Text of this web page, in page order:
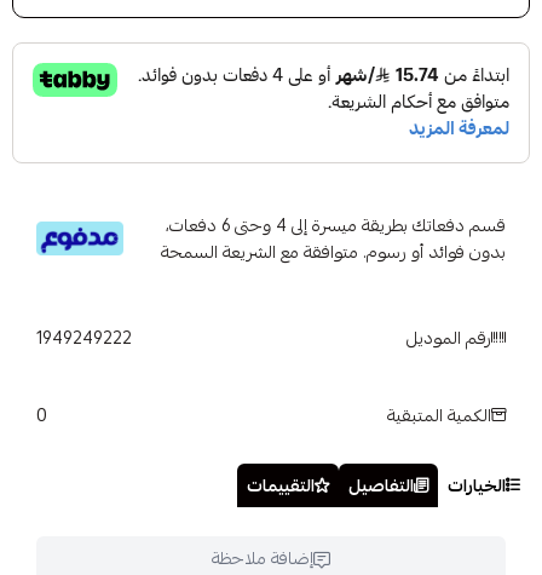
قسم دفعاتك بطريقة ميسرة إلى 4 وحتى 6 دفعات،
بدون فوائد أو رسوم. متوافقة مع الشريعة السمحة
رقم الموديل 1949249222
الكمية المتبقية 0
الخيارات التفاصيل التقييمات
إضافة ملاحظة